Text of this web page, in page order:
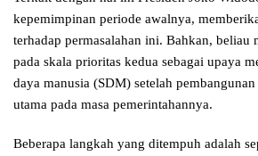
kepemimpinan periode awalnya,
terhadap permasalahan ini. Bahkan, beliau
pada skala prioritas kedua sebagai upaya
daya manusia (SDM) setelah
utama pada masa pemerintahannya.
Beberapa langkah yang ditempuh adalah